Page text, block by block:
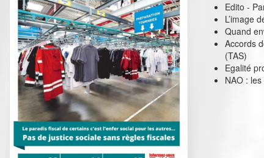
Edito -
L’image
Quand
Accords
(TAS)
Egalité
NAO :